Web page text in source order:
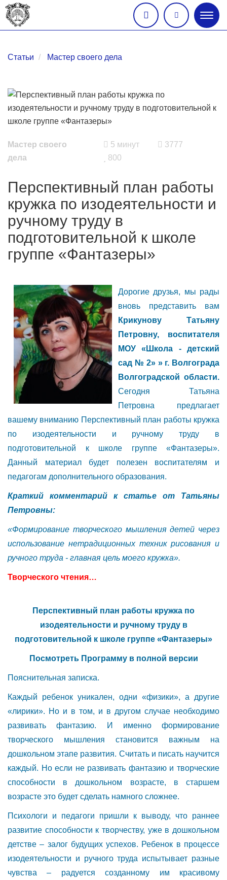
меню
Статьи Мастер своего дела
Мастер своего
дела
5 минут
3777
800
Перспективный план работы
кружка по изодеятельности и
ручному труду в
подготовительной к школе
группе «Фантазеры»
Дорогие друзья, мы рады
вновь представить вам
Крикунову Татьяну
Петровну, воспитателя
МОУ «Школа - детский
сад № 2» » г. Волгограда
Волгоградской области.
Сегодня Татьяна
Петровна предлагает
вашему вниманию Перспективный план работы кружка
по изодеятельности и ручному труду в
подготовительной к школе группе «Фантазеры».
Данный материал будет полезен воспитателям и
педагогам дополнительного образования.
Краткий комментарий к статье от Татьяны
Петровны:
«Формирование творческого мышления детей через
использование нетрадиционных техник рисования и
ручного труда - главная цель моего кружка».
Творческого чтения…
Перспективный план работы кружка по
изодеятельности и ручному труду в
подготовительной к школе группе «Фантазеры»
Посмотреть Программу в полной версии
Пояснительная записка.
Каждый ребенок уникален, одни «физики», а другие
«лирики». Но и в том, и в другом случае необходимо
развивать фантазию. И именно формирование
творческого мышления становится важным на
дошкольном этапе развития. Считать и писать научится
каждый. Но если не развивать фантазию и творческие
способности в дошкольном возрасте, в старшем
возрасте это будет сделать намного сложнее.
Психологи и педагоги пришли к выводу, что раннее
развитие способности к творчеству, уже в дошкольном
детстве – залог будущих успехов. Ребенок в процессе
изодеятельности и ручного труда испытывает разные
чувства – радуется созданному им красивому